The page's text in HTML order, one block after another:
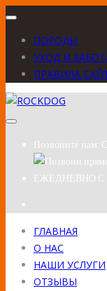
ПОРОДЫ
УХОД И
ПРАВИЛА
Позвоните нам:
ЕЖЕДНЕВНО С
ГЛАВНАЯ
О НАС
НАШИ УСЛУГИ
ОТЗЫВЫ